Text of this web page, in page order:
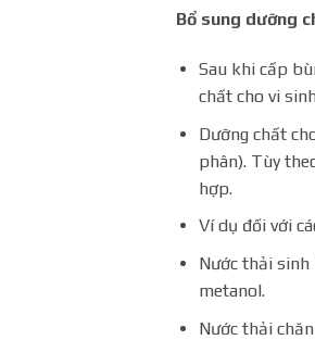
Bổ sung dưỡng
Sau khi cấp
chất cho vi
Dưỡng chất
phân). Tùy
hợp.
Ví dụ đối với
Nước thải sinh
metanol.
Nước thải